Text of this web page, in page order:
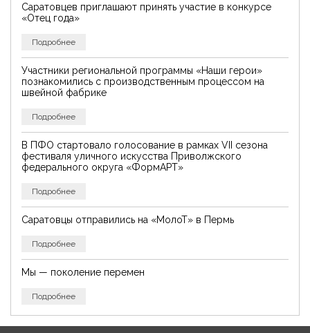
Саратовцев приглашают принять участие в конкурсе
«Отец года»
Подробнее
Участники региональной программы «Наши герои»
познакомились с производственным процессом на
швейной фабрике
Подробнее
В ПФО стартовало голосование в рамках VII сезона
фестиваля уличного искусства Приволжского
федерального округа «ФормАРТ»
Подробнее
Саратовцы отправились на «МолоТ» в Пермь
Подробнее
Мы — поколение перемен
Подробнее